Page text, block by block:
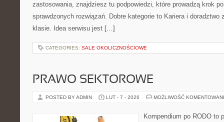
zastosowania, znajdziesz tu podpowiedzi, które prowadzą krok
sprawdzonych rozwiązań. Dobre kategorie to Kariera i doradztwo
klasie. Idea serwisu jest […]
CATEGORIES: SALE OKOLICZNOŚCIOWE
PRAWO SEKTOROWE
POSTED BY ADMIN LUT - 7 - 2026 MOŻLIWOŚĆ
Kompendium po RODO to